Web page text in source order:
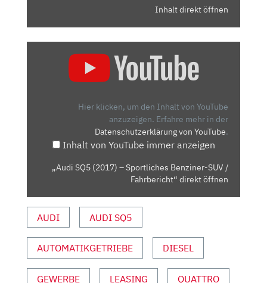
Inhalt direkt öffnen
SPORTLICHES
FAHRBERICHT“
ANZEIGEN
Hier klicken, um den Inhalt von YouTube
anzuzeigen. Erfahre mehr in der
Datenschutzerklärung von YouTube.
Inhalt von YouTube immer anzeigen
„Audi SQ5 (2017) – Sportliches Benziner-SUV /
Fahrbericht“ direkt öffnen
AUDI AUDI SQ5
AUTOMATIKGETRIEBE DIESEL
GEWERBE LEASING QUATTRO